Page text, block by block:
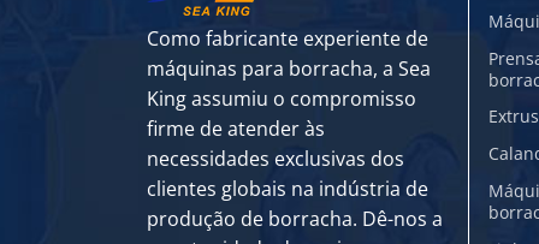
Como fabricante experiente de
máquinas para borracha, a Sea
King assumiu o compromisso
firme de atender às
necessidades exclusivas dos
clientes globais na indústria de
produção de borracha. Dê-nos a